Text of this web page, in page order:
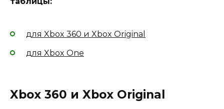
для Xbox 360 и Xbox Original
для Xbox One
Xbox 360 и Xbox Original